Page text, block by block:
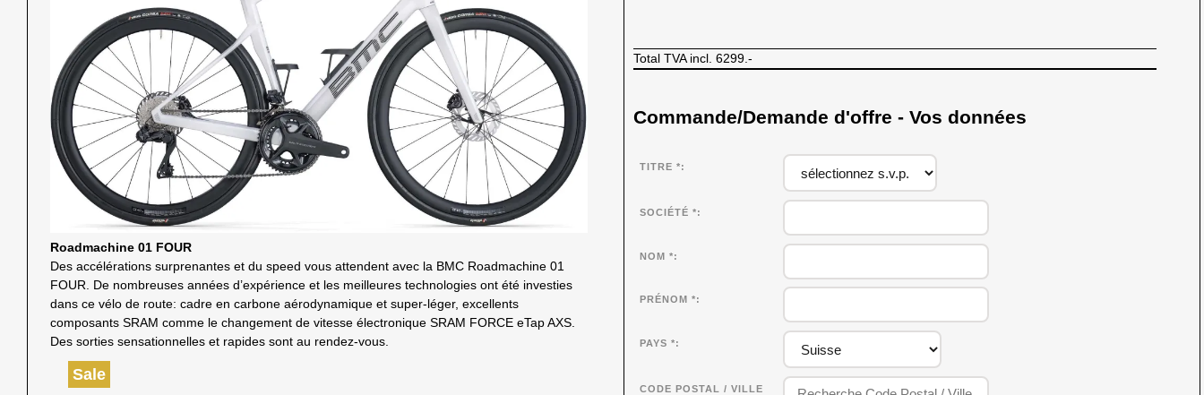
Roadmachine 01 FOUR
Des accélérations surprenantes et du speed vous attendent avec la BMC Roadmachine 01
FOUR. De nombreuses années d’expérience et les meilleures technologies ont été investies
dans ce vélo de route: cadre en carbone aérodynamique et super-léger, excellents
composants SRAM comme le changement de vitesse électronique SRAM FORCE eTap AXS.
Des sorties sensationnelles et rapides sont au rendez-vous.
Sale
Total TVA incl. 6299.-
Commande/Demande d'offre - Vos données
TITRE *
SOCIÉTÉ *
NOM *
PRÉNOM *
PAYS *
CODE POSTAL / VILLE